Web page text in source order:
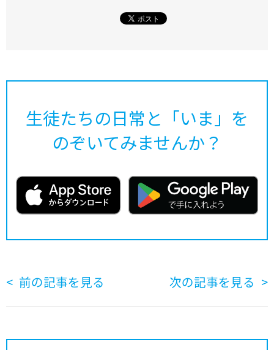
生徒たちの日常と「いま」を
のぞいてみませんか？
前の記事を見る 次の記事を見る